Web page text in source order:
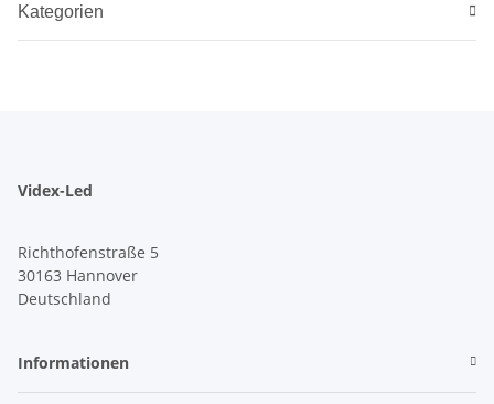
Kategorien
Videx-Led
Richthofenstraße 5
30163 Hannover
Deutschland
Informationen